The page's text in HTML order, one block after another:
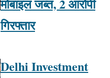
मोबाइल जब्त, 2 आरोपी
गिरफ्तार
Delhi Investment